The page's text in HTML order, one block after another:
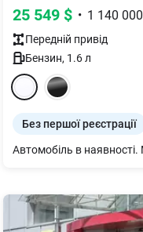
25 549 $ • 1 140 000
Передній привід
Бензин, 1.6л
Без першої реєстрації